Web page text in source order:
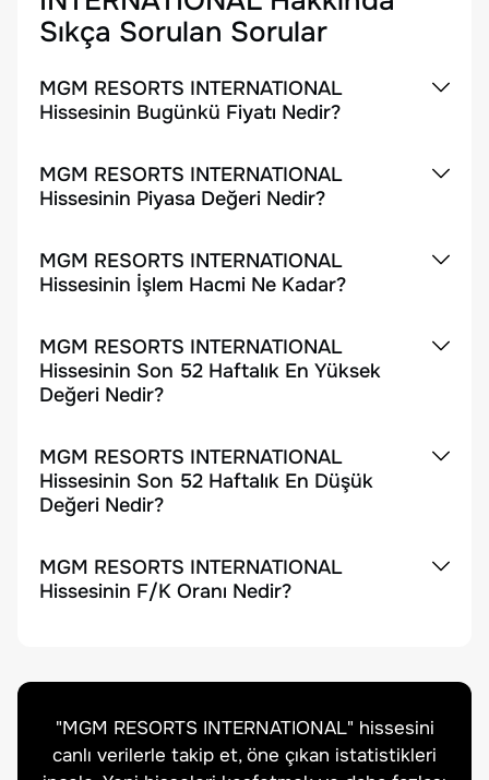
Sıkça Sorulan Sorular
MGM RESORTS INTERNATIONAL
Hissesinin Bugünkü Fiyatı Nedir?
MGM RESORTS INTERNATIONAL
Hissesinin Piyasa Değeri Nedir?
MGM RESORTS INTERNATIONAL
Hissesinin İşlem Hacmi Ne Kadar?
MGM RESORTS INTERNATIONAL
Hissesinin Son 52 Haftalık En Yüksek
Değeri Nedir?
MGM RESORTS INTERNATIONAL
Hissesinin Son 52 Haftalık En Düşük
Değeri Nedir?
MGM RESORTS INTERNATIONAL
Hissesinin F/K Oranı Nedir?
"MGM RESORTS INTERNATIONAL" hissesini
canlı verilerle takip et, öne çıkan istatistikleri